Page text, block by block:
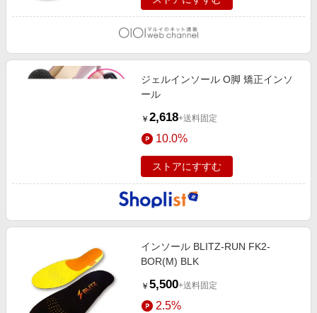
ジェルインソール O脚 矯正インソ
ール
￥ 2,618+送料固定
10.0%
ストアにすすむ
インソール BLITZ-RUN FK2-
BOR(M) BLK
￥ 5,500+送料固定
2.5%